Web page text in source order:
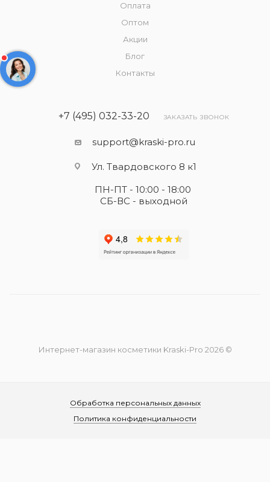
Оплата
Оптом
Акции
Блог
Контакты
+7 (495) 032-33-20 ЗАКАЗАТЬ ЗВОНОК
support@kraski-pro.ru
Ул. Твардовского 8 к1
ПН-ПТ - 10:00 - 18:00
СБ-ВС - выходной
Интернет-магазин косметики Kraski-Pro 2026 ©
Обработка персональных данных
Политика конфиденциальности